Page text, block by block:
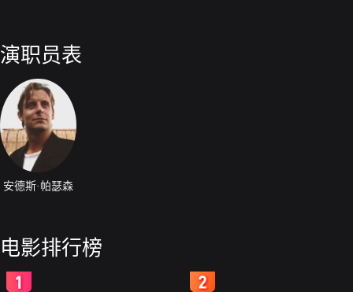
演职员表
安德斯·帕瑟森
电影排行榜